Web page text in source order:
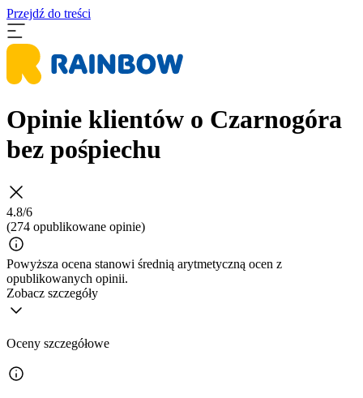
Przejdź do treści
Opinie klientów o Czarnogóra
bez pośpiechu
4.8/6
(274 opublikowane opinie)
Powyższa ocena stanowi średnią arytmetyczną ocen z
opublikowanych opinii.
Zobacz szczegóły
Oceny szczegółowe